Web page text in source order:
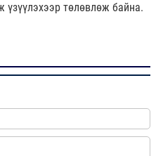
төлөвлөж байна.